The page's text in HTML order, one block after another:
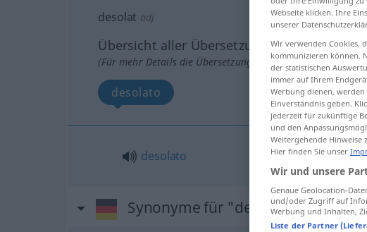
desolat adj
Übersicht aller Übersetzungen
(Für mehr Details die Übersetzung anklicken/antippen)
desolato
desolato
Synonyme für "desolat"
Webseite klicken. Ihre
unserer
Wir verwenden Cookies,
kommunizieren können.
der statistischen
immer auf Ihrem
Werbung dienen,
Einverständnis geben.
jederzeit für zukünftige
und den
Weitergehende Hinweise
Hier finden Sie unser
Wir und unsere
Genaue Geolocation-
und/oder Zugriff auf
Werbung und Inhalten,
Liste der Partner